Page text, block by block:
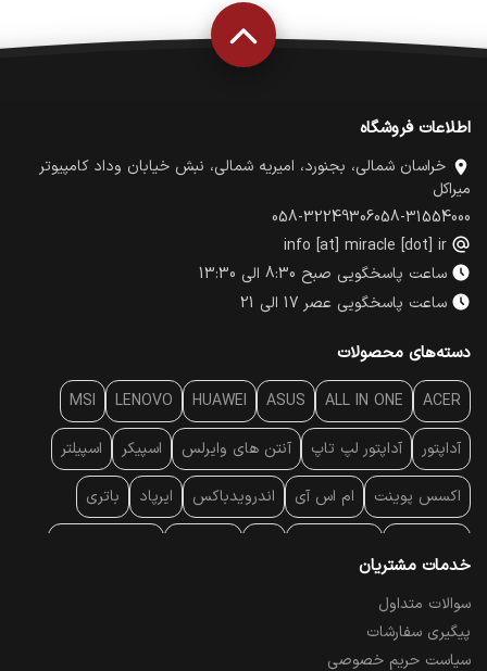
اطلاعات فروشگاه
خراسان شمالی، بجنورد، امیریه شمالی، نبش خیابان وداد کامپیوتر
میراکل
058-31554000
058-32249306
info [at] miracle [dot] ir
ساعت پاسخگویی صبح 8:30 الی 13:30
ساعت پاسخگویی عصر 17 الی 21
دسته‌های محصولات
ACER
ALL IN ONE
ASUS
HUAWEI
LENOVO
MSI
آداپتور آداپتور لپ تاپ آنتن‌ های وایرلس اسپیکر اسپیلتر
اکسس پوینت ام اس آی اندرویدباکس ایرپاد باتری
پایه سقفی
پرده نمایش
خدمات مشتریان
سوالات متداول
پیگیری سفارشات
سیاست حریم خصوصی